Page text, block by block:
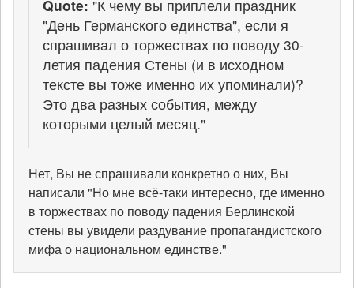
Quote: "К чему вы приплели праздник
"День Германского единства", если я
спрашивал о торжествах по поводу 30-
летия падения Стены (и в исходном
тексте вы тоже именно их упоминали)?
Это два разных события, между
которыми целый месяц."
Нет, Вы не спрашивали конкретно о них, Вы
написали "Но мне всё-таки интересно, где именно
в торжествах по поводу падения Берлинской
стены вы увидели раздувание пропагандистского
мифа о национальном единстве."